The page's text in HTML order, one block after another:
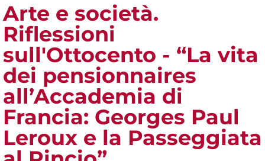
Arte e società.
Riflessioni
sull'Ottocento - “La vita
dei pensionnaires
all’Accademia di
Francia: Georges Paul
Leroux e la Passeggiata